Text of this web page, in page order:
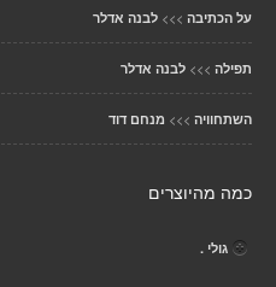
על הכתיבה >>> לבנה אדלר
תפילה >>> לבנה אדלר
השתחוויה >>> מנחם דוד
כמה מהיוצרים
גולי .